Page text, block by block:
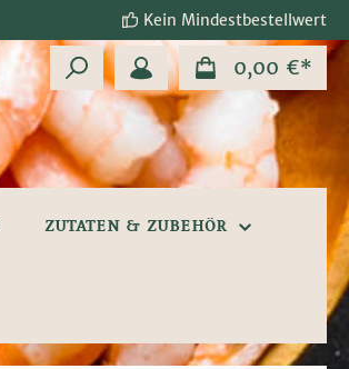
Kein Mindestbestellwert
0,00 €*
ZUTATEN & ZUBEHÖR